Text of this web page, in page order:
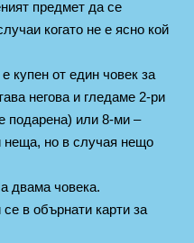
предмет да се
когато не е ясно кой
купен от един човек за
негова и гледаме 2-ри
подарена) или 8-ми –
неща, но в случая нещо
двама човека.
в обърнати карти за